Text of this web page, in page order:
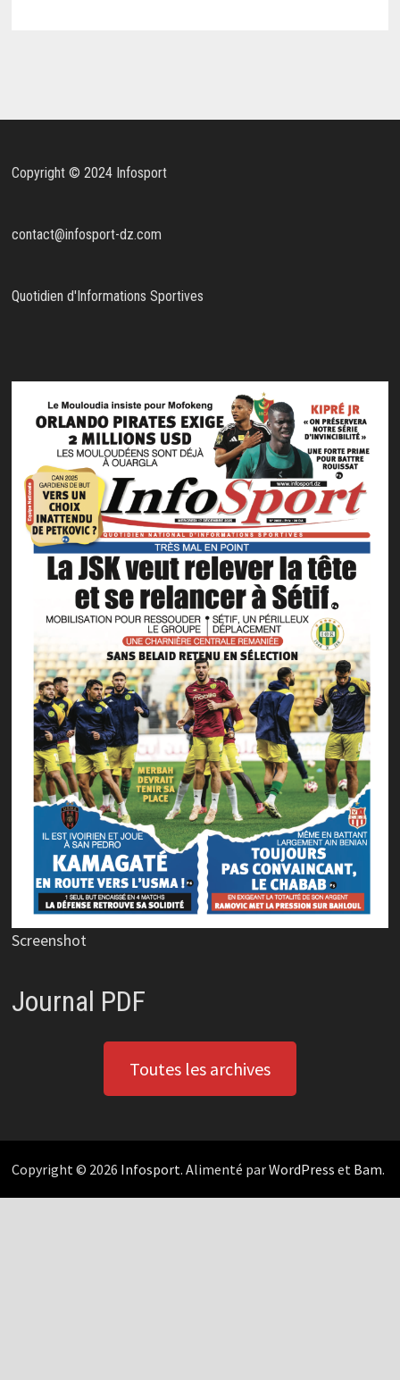
Copyright © 2024 Infosport
contact@infosport-dz.com
Quotidien d'Informations Sportives
Screenshot
Journal PDF
Toutes les archives
Copyright © 2026 Infosport. Alimenté parWordPress et Bam.